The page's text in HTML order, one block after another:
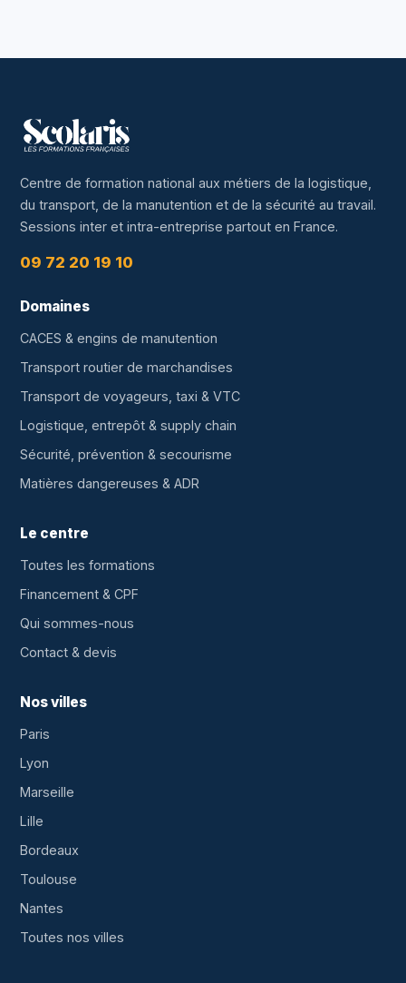
Centre de formation national aux métiers de la logistique,
du transport, de la manutention et de la sécurité au travail.
Sessions inter et intra-entreprise partout en France.
09 72 20 19 10
Domaines
CACES & engins de manutention
Transport routier de marchandises
Transport de voyageurs, taxi & VTC
Logistique, entrepôt & supply chain
Sécurité, prévention & secourisme
Matières dangereuses & ADR
Le centre
Toutes les formations
Financement & CPF
Qui sommes-nous
Contact & devis
Nos villes
Paris
Lyon
Marseille
Lille
Bordeaux
Toulouse
Nantes
Toutes nos villes